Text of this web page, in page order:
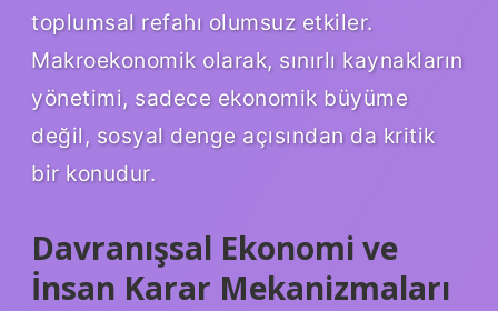
toplumsal refahı olumsuz etkiler.
Makroekonomik olarak, sınırlı kaynakların
yönetimi, sadece ekonomik büyüme
değil, sosyal denge açısından da kritik
bir konudur.
Davranışsal Ekonomi ve
İnsan Karar Mekanizmaları